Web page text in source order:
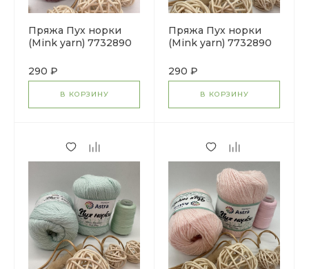
Пряжа Пух норки
(Mink yarn) 7732890
290 ₽
В КОРЗИНУ
Пряжа Пух норки
(Mink yarn) 7732890
290 ₽
В КОРЗИНУ